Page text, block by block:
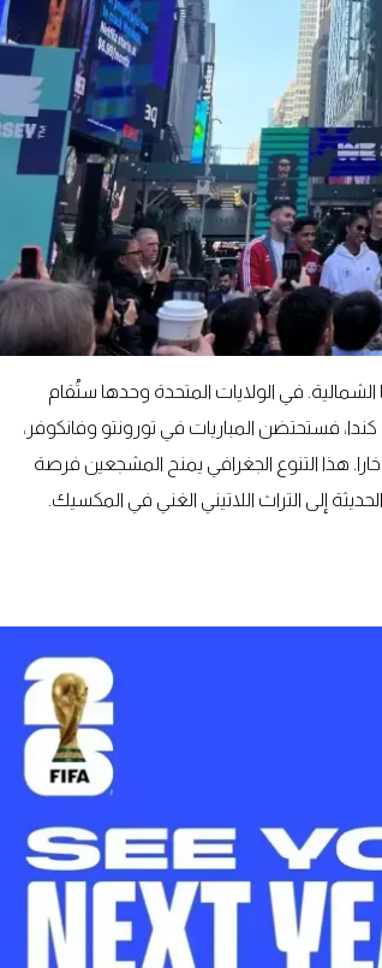
في الولايات المتحدة وحدها ستُقام
فستحتضن المباريات في تورونتو وفانكوفر،
هذا التنوع الجغرافي يمنح المشجعين فرصة
إلى التراث اللاتيني الغني في المكسيك.